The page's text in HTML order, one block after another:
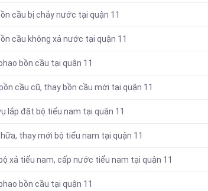
cầu bị chảy nước tại quận 11
cầu không xả nước tại quận 11
bồn cầu tại quận 11
cầu cũ, thay bồn cầu mới tại quận 11
lắp đặt bộ tiểu nam tại quận 11
thay mới bộ tiểu nam tại quận 11
xả tiểu nam, cấp nước tiểu nam tại quận 11
bồn cầu tại quận 11